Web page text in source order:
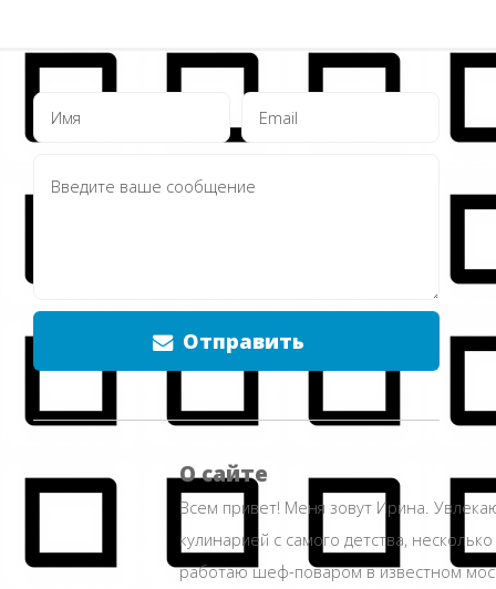
Отправить
О сайте
Всем привет! Меня зовут Ирина.
кулинарией с самого детства,
работаю шеф-поваром в известном